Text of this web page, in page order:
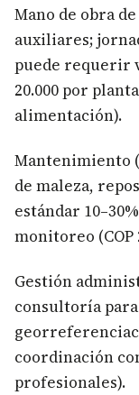
Mano de obra
auxiliares;
puede requerir
20.000 por
alimentación).
Mantenimiento
de maleza,
estándar
monitoreo (COP
Gestión
consultoría
coordinación
profesionales).